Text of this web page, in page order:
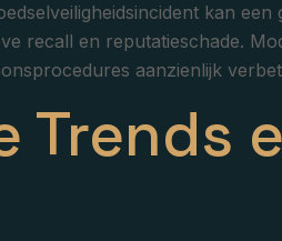
kan een
recall en reputatieschade.
aanzienlijk
Trends